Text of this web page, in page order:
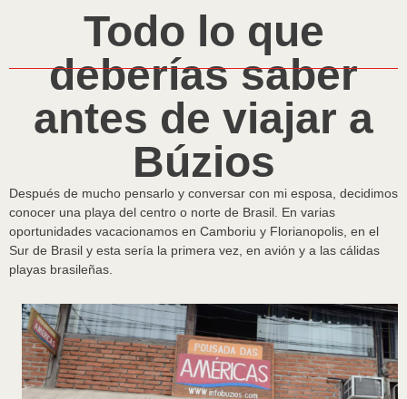
Todo lo que
deberías saber
antes de viajar a
Búzios
Después de mucho pensarlo y conversar con mi esposa, decidimos
conocer una playa del centro o norte de Brasil. En varias
oportunidades vacacionamos en Camboriu y Florianopolis, en el
Sur de Brasil y esta sería la primera vez, en avión y a las cálidas
playas brasileñas.